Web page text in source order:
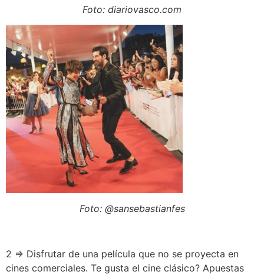
Foto: diariovasco.com
Foto: @sansebastianfes
2 ⇒ Disfrutar de una película que no se proyecta en
cines comerciales. Te gusta el cine clásico? Apuestas